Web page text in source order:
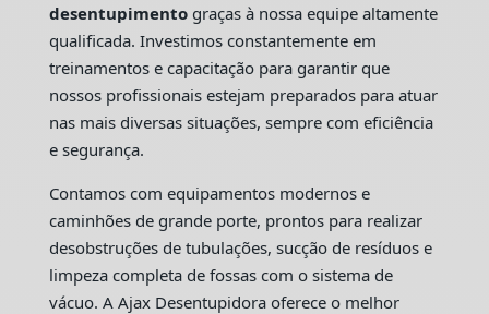
desentupimentograças à nossa equipe altamente
qualificada. Investimos constantemente em
treinamentos e capacitação para garantir que
nossos profissionais estejam preparados para atuar
nas mais diversas situações, sempre com eficiência
e segurança.
Contamos com equipamentos modernos e
caminhões de grande porte, prontos para realizar
desobstruções de tubulações, sucção de resíduos e
limpeza completa de fossas com o sistema de
vácuo. A Ajax Desentupidora oferece o melhor